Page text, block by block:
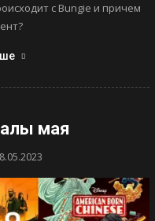
с Bungie и причем
мая